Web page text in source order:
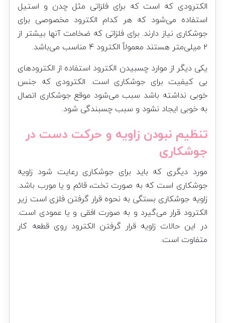
الکترودی که است که برای فلزاتی مثل چدن و استیل
استفاده می‌شود که هر کدام الکترود مخصوصی برای
جوشکاری نیاز دارند. برای فلزاتی که ضخامت آنها بیشتر از
۲ میلی‌متر هستند معمولاً الکترود ۴ مناسب می‌باشد.
یکی دیگر از موارد چسبیدن الکترود استفاده از الکترودهای
بی کیفیت برای جوشکاری است. الکترودی که جنس
خوبی نداشته باشد سبب می‌شود موقع جوشکاری اتصال
به خوبی ایجاد نشود و سبب چسبندگی شود.
تنظیم نبودن زاویه و حرکت دست در
جوشکاری
مورد دیگری که باید برای جوشکاری رعایت شود زاویه
جوشکاری است که به صورت تخت، قائم و یا مورب باشد.
زاویه جوشکاری بستگی به نحوه قرار گرفتن فلزی است زیر
الکترود قرار می‌گیرد و به صورت افقی و یا عمودی است.
در این حالات زاویه قرار گرفتن الکترود روی قطعه کار
متفاوت است.